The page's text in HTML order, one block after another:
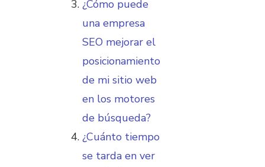
¿Cómo puede
una empresa
SEO mejorar el
posicionamiento
de mi sitio web
en los motores
de búsqueda?
¿Cuánto tiempo
se tarda en ver